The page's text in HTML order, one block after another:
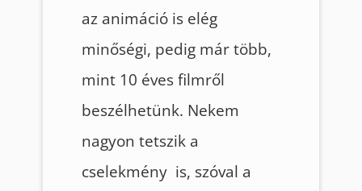
az animáció is elég
minőségi, pedig már több,
mint 10 éves filmről
beszélhetünk. Nekem
nagyon tetszik a
cselekmény is, szóval a